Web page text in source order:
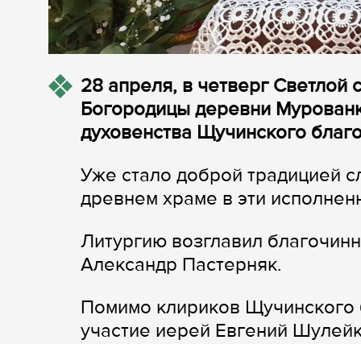
28 апреля, в четверг
Богородицы деревни
духовенства Щучинского
Уже стало доброй традицией
древнем храме в эти
Литургию возглавил
Александр Пастерняк.
Помимо клириков Щучинского
участие иерей Евгений